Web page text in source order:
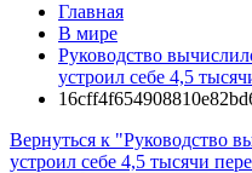
Главная
В мире
Руководство
устроил себе 4,5
Вернуться к "Руководство
устроил себе 4,5 тысячи